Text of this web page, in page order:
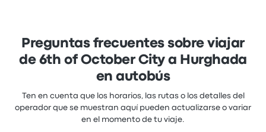
Preguntas frecuentes sobre viajar
de 6th of October City a Hurghada
en autobús
Ten en cuenta que los horarios, las rutas o los detalles del
operador que se muestran aquí pueden actualizarse o variar
en el momento de tu viaje.